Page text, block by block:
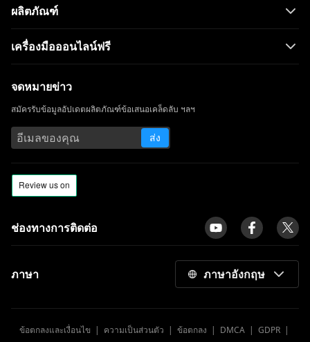
ผลิตภัณฑ์
เครื่องมือออนไลน์ฟรี
จดหมายข่าว
สมัครรับข้อมูลอัปเดตผลิตภัณฑ์ข้อเสนอเคล็ดลับ ฯลฯ
ส่ง
ช่องทางการติดต่อ
ภาษา ภาษาอังกฤษ
ข้อตกลงและเงื่อนไข | ความเป็นส่วนตัว | ข้อตกลง | DMCA| GDPR|